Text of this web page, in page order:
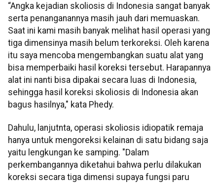
“Angka kejadian skoliosis di Indonesia sangat banyak
serta penanganannya masih jauh dari memuaskan.
Saat ini kami masih banyak melihat hasil operasi yang
tiga dimensinya masih belum terkoreksi. Oleh karena
itu saya mencoba mengembangkan suatu alat yang
bisa memperbaiki hasil koreksi tersebut. Harapannya
alat ini nanti bisa dipakai secara luas di Indonesia,
sehingga hasil koreksi skoliosis di Indonesia akan
bagus hasilnya," kata Phedy.
Dahulu, lanjutnta, operasi skoliosis idiopatik remaja
hanya untuk mengoreksi kelainan di satu bidang saja
yaitu lengkungan ke samping. "Dalam
perkembangannya diketahui bahwa perlu dilakukan
koreksi secara tiga dimensi supaya fungsi paru